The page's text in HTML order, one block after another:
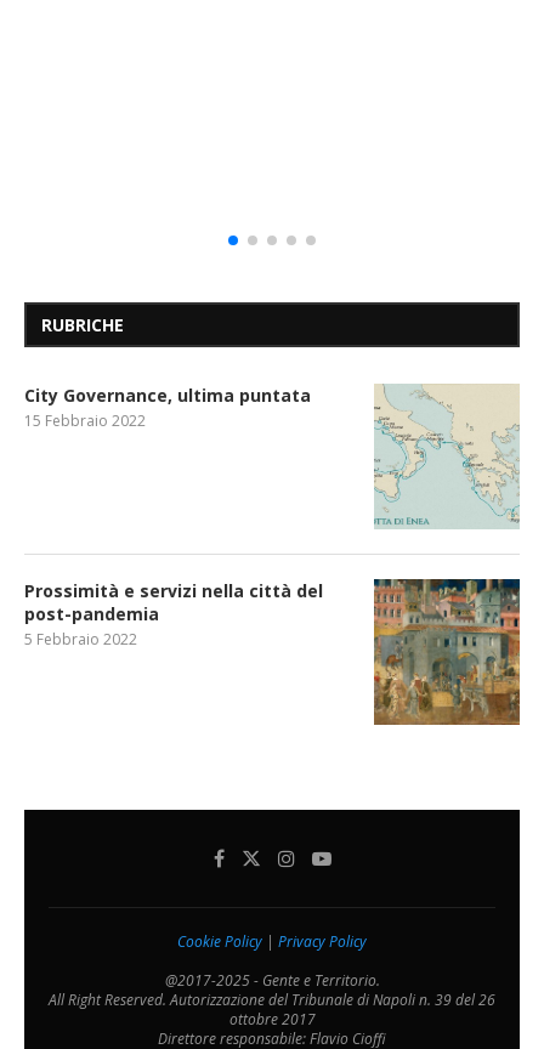
RUBRICHE
City Governance, ultima puntata
15 Febbraio 2022
Prossimità e servizi nella città del
post-pandemia
5 Febbraio 2022
Cookie Policy | Privacy Policy
@2017-2025 - Gente e Territorio.
All Right Reserved. Autorizzazione del Tribunale di Napoli n. 39 del 26
ottobre 2017
Direttore responsabile: Flavio Cioffi